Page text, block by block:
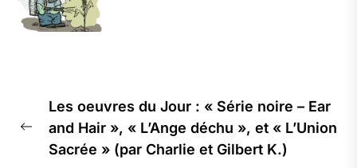
de
l’article
Previous
post:
Les oeuvres du Jour : « Série noire – Ear
and Hair », « L’Ange déchu », et « L’Union
Sacrée » (par Charlie et Gilbert K.)